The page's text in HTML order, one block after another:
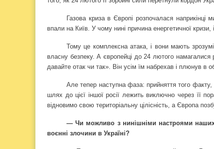
Газова криза в Європі розпочалася наприкінці
впали на Київ. У чому нині причина енергетичної кризи,
Тому це комплексна атака, і вони мають
власну безпеку. А європейці до 24 лютого намагалися
давайте отак чи так». Він усім їм набрехав і плюнув в
Але тепер наступна фаза: прийняття того факту,
шлях до цієї іншої росії лежить виключно через її
відновимо свою територіальну цілісність, а Європа
— Чи можливо з нинішніми настроями наших
воєнні злочини в Україні?